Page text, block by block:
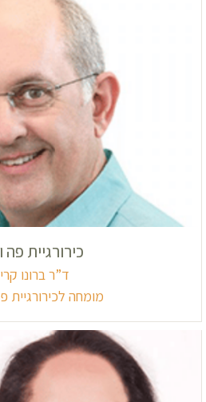
כירורגיית
ד”ר ברונו
מומחה לכירורגיית